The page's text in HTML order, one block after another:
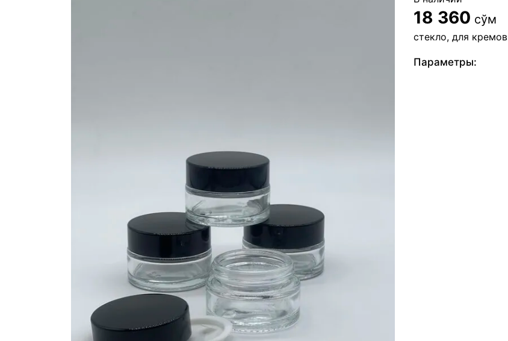
18 360 сўм
стекло, для кремов
Параметры: